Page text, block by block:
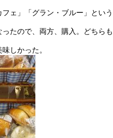
フェ」「グラン・ブルー」とい
ったので、両方、購入。どちら
しかった。